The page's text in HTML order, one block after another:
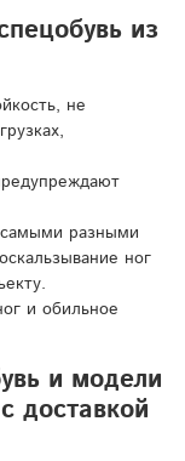
из
не
разными
ног
и обильное
и модели
доставкой